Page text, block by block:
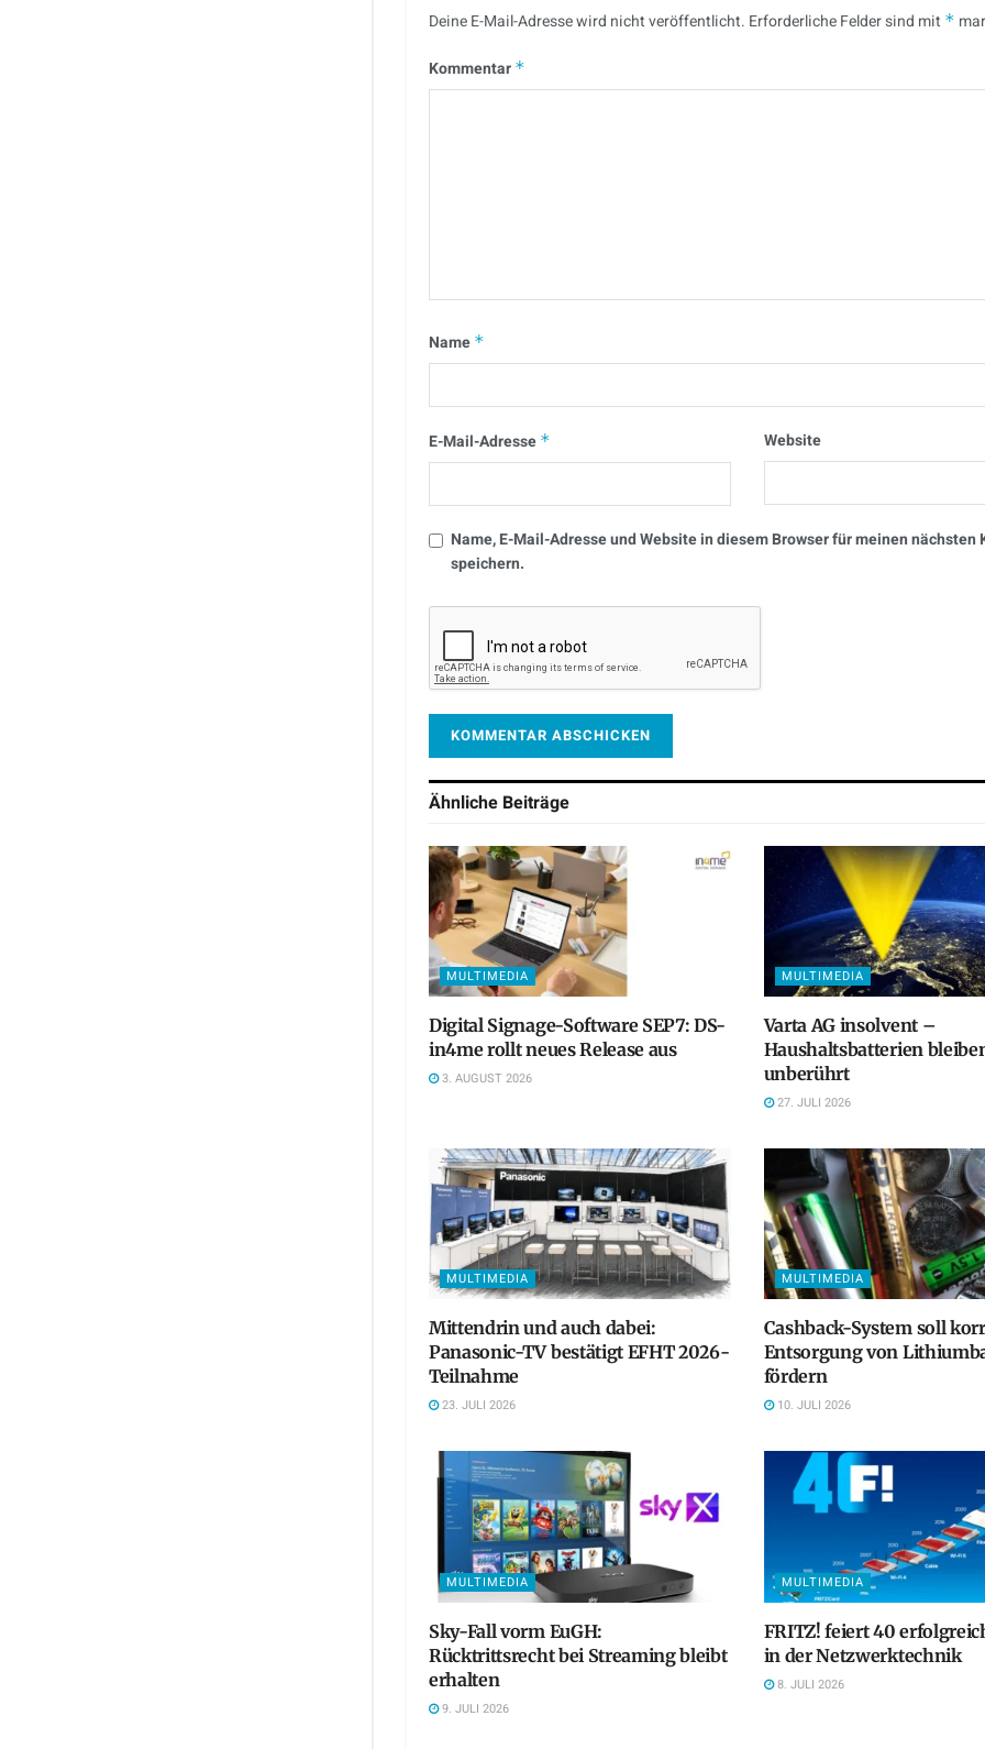
Deine E-Mail-Adresse wird nicht veröffentlicht. Erforderliche Felder sind mit *
Kommentar *
Name *
E-Mail-Adresse * Website
Name, E-Mail-Adresse und Website in diesem Browser für meinen nächsten
speichern.
Ähnliche Beiträge
MULTIMEDIA
Digital Signage-Software SEP7: DS-
in4me rollt neues Release aus
3. AUGUST 2026
MULTIMEDIA
Varta AG insolvent –
Haushaltsbatterien
unberührt
27. JULI 2026
MULTIMEDIA
Mittendrin und auch dabei:
Panasonic-TV bestätigt EFHT 2026-
Teilnahme
23. JULI 2026
MULTIMEDIA
Cashback-System soll
Entsorgung von
fördern
10. JULI 2026
MULTIMEDIA
Sky-Fall vorm EuGH:
Rücktrittsrecht bei Streaming bleibt
erhalten
9. JULI 2026
MULTIMEDIA
FRITZ! feiert 40
in der Netzwerktechnik
8. JULI 2026